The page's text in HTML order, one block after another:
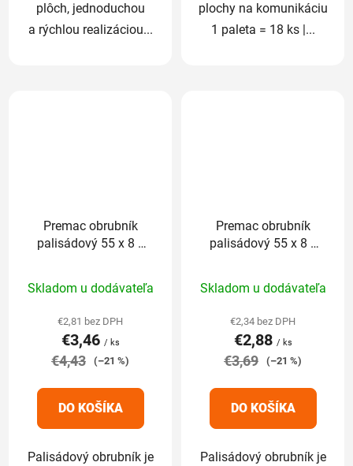
plôch, jednoduchou
a rýchlou realizáciou...
plochy na komunikáciu
1 paleta = 18 ks |...
Premac obrubník
palisádový 55 x 8 x
hodnotenie
produktu
je
5,0
5
hviezdičiek.
Skladom u dodávateľa
€2,81 bez DPH
€3,46 / ks
€4,43 (–21 %)
DO KOŠÍKA
Palisádový obrubník je
Premac obrubník
palisádový 55 x 8 x
hodnotenie
produktu
je
5,0
5
hviezdičiek.
Skladom u dodávateľa
€2,34 bez DPH
€2,88 / ks
€3,69 (–21 %)
DO KOŠÍKA
Palisádový obrubník je